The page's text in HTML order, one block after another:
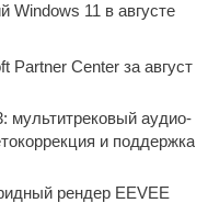
Windows 11 в августе
Partner Center за август
мультитрековый аудио-
и поддержка
рендер EEVEE